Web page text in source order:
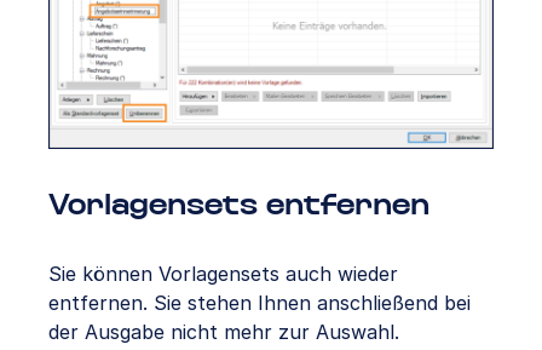
Vorlagensets entfernen
Sie können Vorlagensets auch wieder
entfernen. Sie stehen Ihnen anschließend bei
der Ausgabe nicht mehr zur Auswahl.